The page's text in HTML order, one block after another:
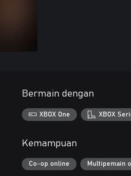
Bermain dengan
XBOX One XBOX
Kemampuan
Co-op online Multipemain